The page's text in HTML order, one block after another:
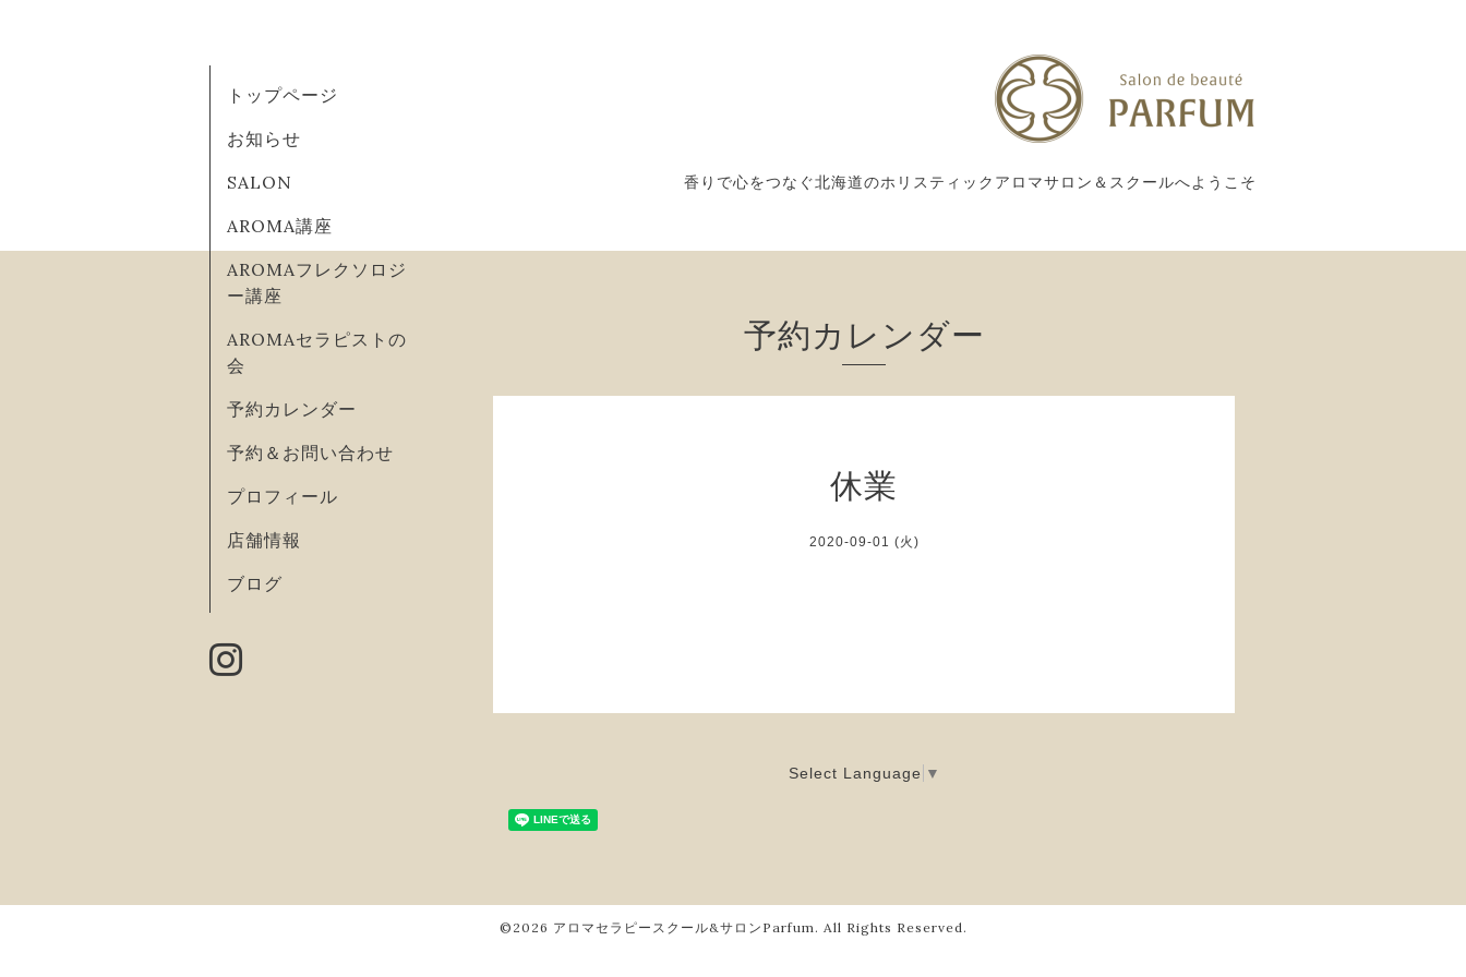
香りで心をつなぐ北海道のホリスティックアロマサロン＆スクールへようこそ
トップページ
お知らせ
SALON
AROMA講座
AROMAフレクソロジ
ー講座
AROMAセラピストの
会
予約カレンダー
予約＆お問い合わせ
プロフィール
店舗情報
ブログ
予約カレンダー
休業
2020-09-01 (火)
Select Language ▼
©2026 アロマセラピースクール&サロンParfum . All Rights Reserved.